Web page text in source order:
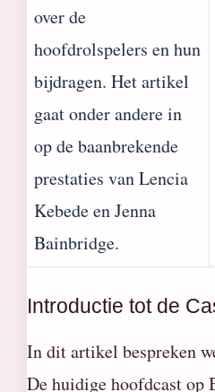
over de
hoofdrolspelers en hun
bijdragen. Het artikel
gaat onder andere in
op de baanbrekende
prestaties van Lencia
Kebede en Jenna
Bainbridge.
Introductie tot de
In dit artikel bespreken
De huidige hoofdcast op